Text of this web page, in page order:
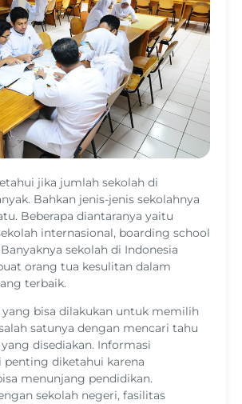
jika jumlah sekolah di
Bahkan jenis-jenis sekolahnya
Beberapa diantaranya yaitu
internasional, boarding school
sekolah di Indonesia
orang tua kesulitan dalam
terbaik.
yang bisa dilakukan untuk memilih
satunya dengan mencari tahu
disediakan. Informasi
penting diketahui karena
menunjang pendidikan.
sekolah negeri, fasilitas